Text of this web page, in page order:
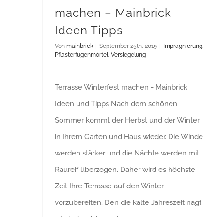
machen – Mainbrick
Ideen Tipps
Von mainbrick September 25th, 2019 Imprägnierung,
Pflasterfugenmörtel, Versiegelung
Terrasse Winterfest machen - Mainbrick
Ideen und Tipps Nach dem schönen
Sommer kommt der Herbst und der Winter
in Ihrem Garten und Haus wieder. Die Winde
werden stärker und die Nächte werden mit
Raureif überzogen. Daher wird es höchste
Zeit Ihre Terrasse auf den Winter
vorzubereiten. Den die kalte Jahreszeit nagt